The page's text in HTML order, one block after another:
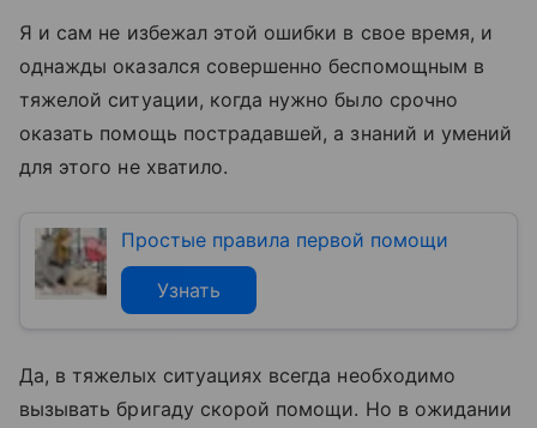
Я и сам не избежал этой ошибки в свое время, и
однажды оказался совершенно беспомощным в
тяжелой ситуации, когда нужно было срочно
оказать помощь пострадавшей, а знаний и умений
для этого не хватило.
Простые правила первой помощи
Узнать
Да, в тяжелых ситуациях всегда необходимо
вызывать бригаду скорой помощи. Но в ожидании